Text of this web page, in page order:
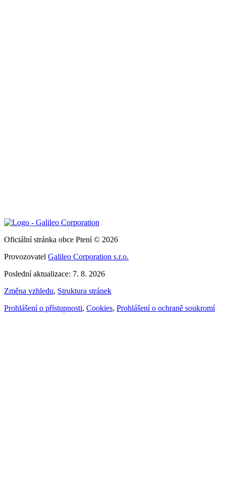
Oficiální stránka obce Ptení © 2026
Provozovatel Galileo Corporation s.r.o.
Poslední aktualizace: 7. 8. 2026
Změna vzhledu, Struktura stránek
Prohlášení o přístupnosti, Cookies, Prohlášení o ochraně soukromí